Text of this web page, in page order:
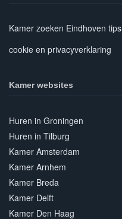
Kamer zoeken Eindhoven tips
cookie en privacyverklaring
Kamer websites
Huren in Groningen
Huren in Tilburg
Kamer Amsterdam
Kamer Arnhem
Kamer Breda
Kamer Delft
Kamer Den Haag